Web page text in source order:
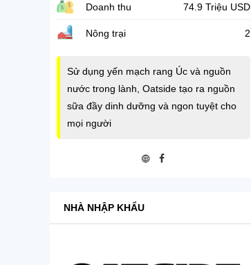
Doanh thu 74.9 Triệu USD
Nông trại 2
Sử dụng yến mạch rang Úc và nguồn
nước trong lành, Oatside tạo ra nguồn
sữa đầy dinh dưỡng và ngon tuyệt cho
mọi người
NHÀ NHẬP KHẨU